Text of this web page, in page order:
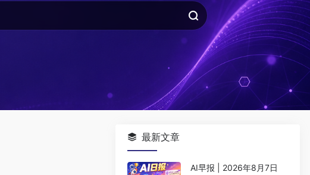
最新文章
AI早报 | 2026年8月7日